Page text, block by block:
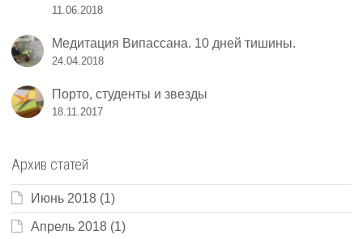
11.06.2018
Медитация Випассана. 10 дней тишины.
24.04.2018
Порто, студенты и звезды
18.11.2017
Архив статей
Июнь 2018 (1)
Апрель 2018 (1)